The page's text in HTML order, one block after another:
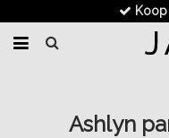
Ashlyn